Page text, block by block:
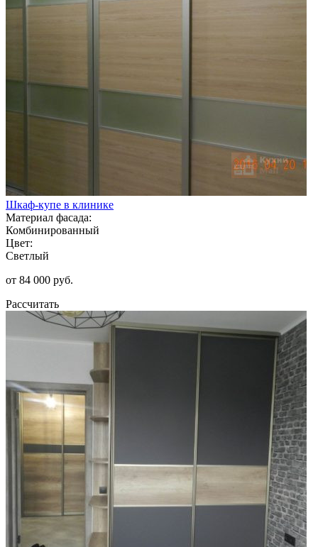
Шкаф-купе в клинике
Материал фасада:
Комбинированный
Цвет:
Светлый
от 84 000 руб.
Рассчитать